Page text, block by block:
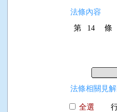
法條內容
第 14 條
法條相關見
全選